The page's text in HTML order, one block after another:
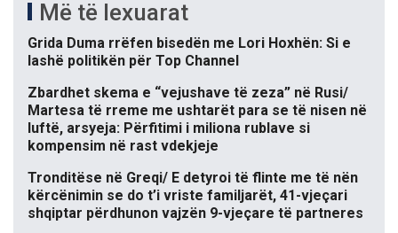
Më të lexuarat
Grida Duma rrëfen bisedën me Lori Hoxhën: Si e
lashë politikën për Top Channel
Zbardhet skema e “vejushave të zeza” në Rusi/
Martesa të rreme me ushtarët para se të nisen në
luftë, arsyeja: Përfitimi i miliona rublave si
kompensim në rast vdekjeje
Tronditëse në Greqi/ E detyroi të flinte me të nën
kërcënimin se do t’i vriste familjarët, 41-vjeçari
shqiptar përdhunon vajzën 9-vjeçare të partneres